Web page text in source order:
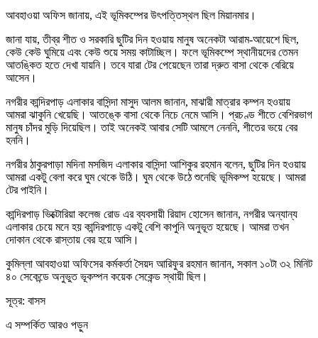
আবহাওয়া অফিস জানায়, এই ভূমিকম্পের উৎপত্তিস্থল ছিল মিয়ানমার।
জানা যায়, তীব্র শীত ও সরকারি ছুটির দিন হওয়ায় মানুষ অনেকটা আরাম-আয়েশে ছিল,
কেউ কেউ ঘুমিয়ে এবং কেউ শুয়ে সময় কাটাচ্ছিল। ফলে ভূমিকম্পে স্থানীয়দের তেমন
আতঙ্কিত হতে দেখা যায়নি। তবে যারা টের পেয়েছেন তারা দ্রুত বাসা থেকে বেরিয়ে
আসেন।
নগরীর কান্দিরপাড় এলাকার বাসিন্দা মাসুদ আলম জানান, মাঝারী মাত্রার কম্পন হওয়ায়
আমরা ঝাকুনি খেয়েছি। আতঙ্কে বাসা থেকে নিচে নেমে আসি। প্রচণ্ড শীতে বেশিরভাগ
মানুষ চাঁদর মুড়ি দিয়েছিল। তাই অনেকই আবার সেটি আমলে নেননি, শীতের ভয়ে বের
হননি।
নগরীর ঠাকুরপাড়া মদিনা মসজিদ এলাকার বাসিন্দা আশিকুর রহমান বলেন, ছুটির দিন হওয়ায়
আমরা একটু বেলা করে ঘুম থেকে উঠি। ঘুম থেকে উঠে শুনেছি ভূমিকম্প হয়েছে। আমরা
টের পাইনি।
কান্দিরপাড় ভিক্টোরিয়া কলেজ রোড এর ব্যবসায়ী রিয়াদ হোসেন জানান, নগরীর অন্যান্য
এলাকার চেয়ে মনে হয় কান্দিরপাড়ে একটু বেশি কাপুনি অনুভূত হয়েছে। আমরা তখন
দোকান থেকে রাস্তায় বের হয়ে আসি।
কুমিল্লা আবহাওয়া অফিসের কর্মকর্তা সৈয়দ আরিফুর রহমান জানান, সকাল ১০টা ৩২ মিনিট
৪০ সেকেন্ডে অনুভুত ভূকম্পন কয়েক সেকেন্ড স্থায়ী ছিল।
সূত্র: বাসস
এ সম্পর্কিত আরও পড়ুন